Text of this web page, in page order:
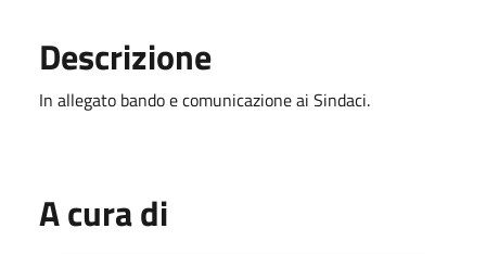
Descrizione
In allegato bando e comunicazione ai Sindaci.
A cura di